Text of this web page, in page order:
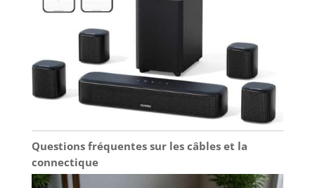
Questions fréquentes sur les câbles et la
connectique